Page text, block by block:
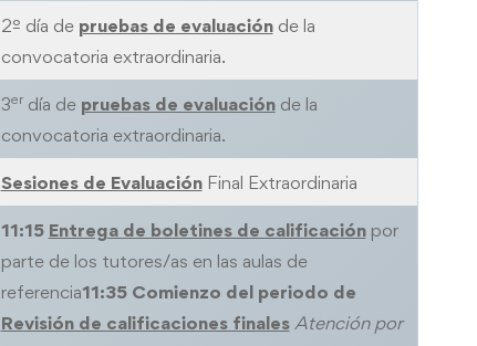
2º día de pruebas de evaluaciónde la
convocatoria extraordinaria.
3erdía de pruebas de evaluaciónde la
convocatoria extraordinaria.
Sesiones de Evaluación Final Extraordinaria
11:15 Entrega de boletines de calificación por
parte de los tutores/as en las aulas de
referencia11:35 Comienzo del periodo de
Revisión de calificaciones finales Atención por